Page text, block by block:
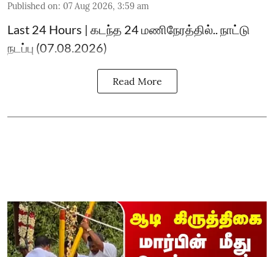
Published on: 07 Aug 2026, 3:59 am
Last 24 Hours | கடந்த 24 மணிநேரத்தில்.. நாட்டு
நடப்பு (07.08.2026)
Read More